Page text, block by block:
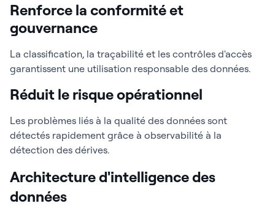
Renforce la conformité et
gouvernance
La classification, la traçabilité et les contrôles d'accès
garantissent une utilisation responsable des données.
Réduit le risque opérationnel
Les problèmes liés à la qualité des données sont
détectés rapidement grâce à observabilité à la
détection des dérives.
Architecture d'intelligence des
données